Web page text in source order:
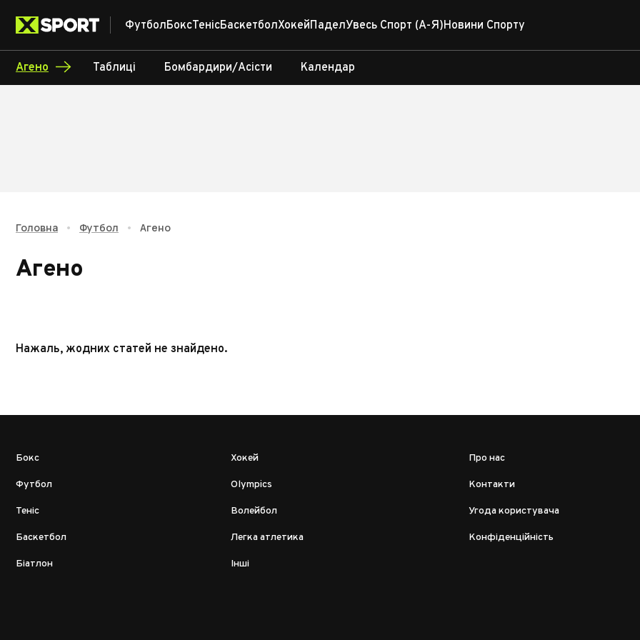
ФутболБоксТенісБаскетболХокейПаделУвесь Спорт (А-Я)Новини Спорту
Агено Таблиці Бомбардири/Асісти Календар
Головна • Футбол • Агено
Агено
Нажаль, жодних статей не знайдено.
Бокс
Футбол
Теніс
Баскетбол
Біатлон
Хокей
Olympics
Волейбол
Легка атлетика
Інші
Про нас
Контакти
Угода користувача
Конфіденційність